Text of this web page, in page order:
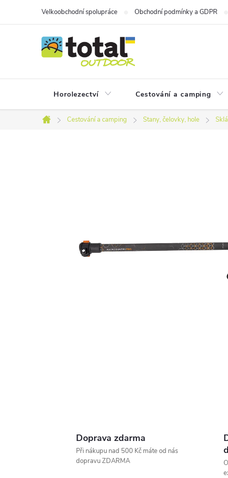
Velkoobchodní spolupráce Obchodní podmínky a GDPR
Horolezectví Cestování a camping
Domů
Cestování a camping Stany, čelovky, hole
Doprava zdarma
Při nákupu nad 500 Kč máte od nás
dopravu ZDARMA